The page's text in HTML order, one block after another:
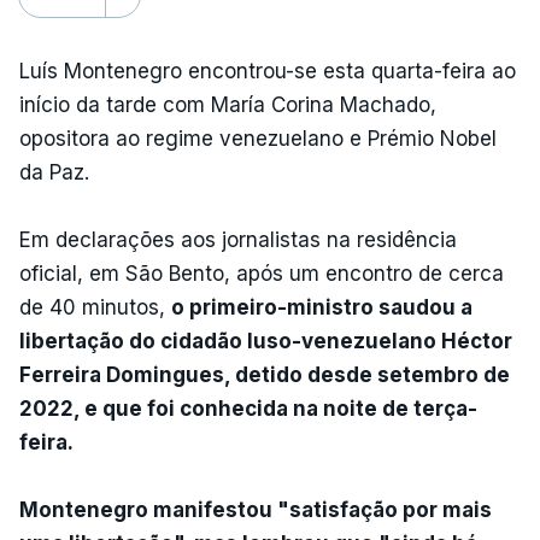
Luís Montenegro encontrou-se esta quarta-feira ao
início da tarde com María Corina Machado,
opositora ao regime venezuelano e Prémio Nobel
da Paz.
Em declarações aos jornalistas na residência
oficial, em São Bento, após um encontro de cerca
de 40 minutos, o primeiro-ministro saudou a
libertação do cidadão luso-venezuelano Héctor
Ferreira Domingues, detido desde setembro de
2022, e que foi conhecida na noite de terça-
feira.
Montenegro manifestou "satisfação por mais